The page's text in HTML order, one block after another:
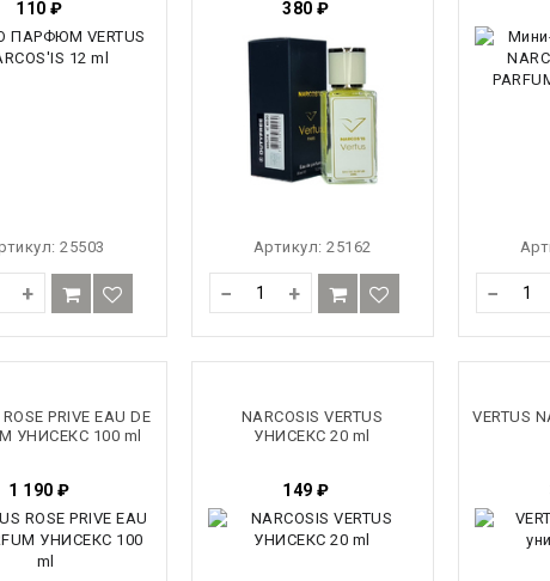
110 ₽
25503
+
380 ₽
Артикул:25162
− + −
PRIVE EAU DE
УНИСЕКС 100 ml
1 190 ₽
NARCOSIS VERTUS
УНИСЕКС 20 ml
149 ₽
VERTUS